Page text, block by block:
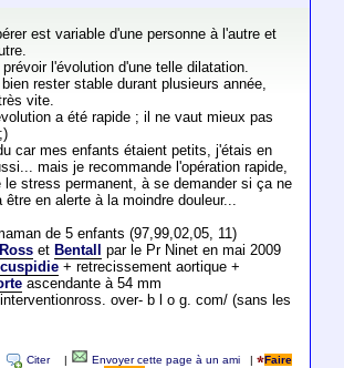
est variable d'une personne à l'autre et
l'évolution d'une telle dilatation.
rester stable durant plusieurs année,
vite.
a été rapide ; il ne vaut mieux pas
car mes enfants étaient petits, j'étais en
mais je recommande l'opération rapide,
le stress permanent, à se demander si ça ne
être en alerte à la moindre douleur...
de 5 enfants (97,99,02,05, 11)
Rosset Bentall
par le Pr Ninet en mai 2009
+ retrecissement aortique +
ascendante à 54 mm
over- b l o g. com/ (sans les
Citer Envoyer cette page à un ami |
Faire